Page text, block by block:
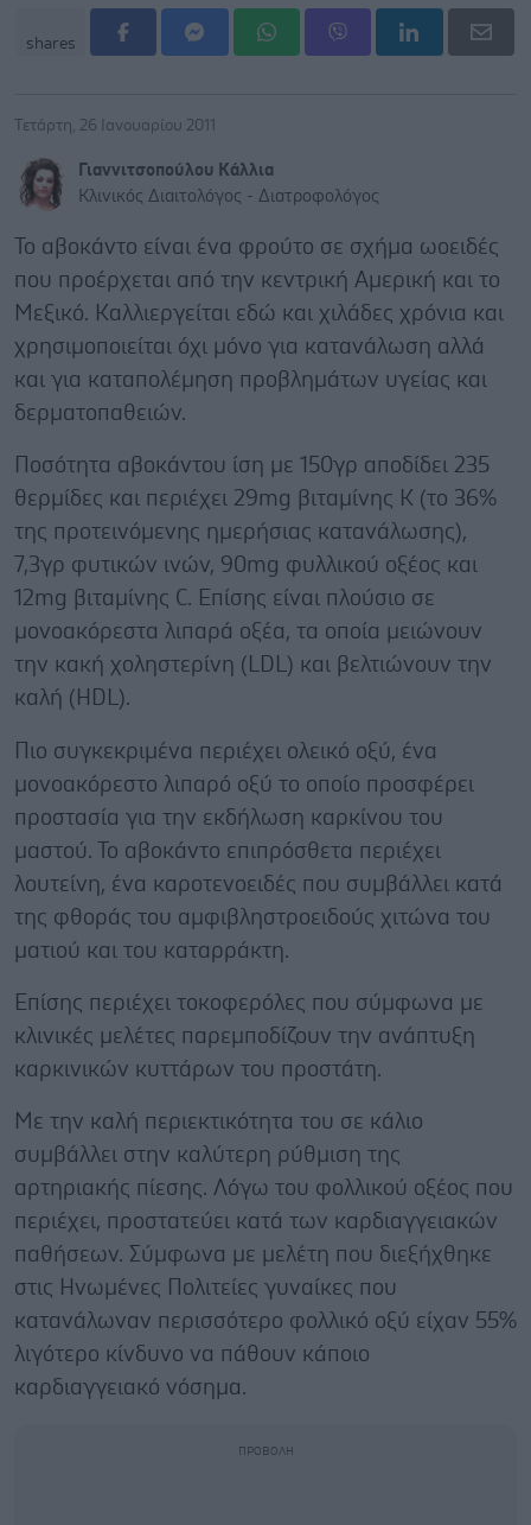
shares
Τετάρτη, 26 Ιανουαρίου 2011
Γιαννιτσοπούλου Kάλλια
Kλινικός Διαιτολόγος - Διατροφολόγος
To αβοκάντο είναι ένα φρούτο σε σχήμα ωοειδές
που προέρχεται από την κεντρική Αμερική και το
Μεξικό. Καλλιεργείται εδώ και χιλάδες χρόνια και
χρησιμοποιείται όχι μόνο για κατανάλωση αλλά
και για καταπολέμηση προβλημάτων υγείας και
δερματοπαθειών.
Ποσότητα αβοκάντου ίση με 150γρ αποδίδει 235
θερμίδες και περιέχει 29mg βιταμίνης Κ (το 36%
της προτεινόμενης ημερήσιας κατανάλωσης),
7,3γρ φυτικών ινών, 90mg φυλλικού οξέος και
12mg βιταμίνης C. Επίσης είναι πλούσιο σε
μονοακόρεστα λιπαρά οξέα, τα οποία μειώνουν
την κακή χοληστερίνη (LDL) και βελτιώνουν την
καλή (ΗDL).
Πιο συγκεκριμένα περιέχει ολεικό οξύ, ένα
μονοακόρεστο λιπαρό οξύ το οποίο προσφέρει
προστασία για την εκδήλωση καρκίνου του
μαστού. Το αβοκάντο επιπρόσθετα περιέχει
λουτείνη, ένα καροτενοειδές που συμβάλλει κατά
της φθοράς του αμφιβληστροειδούς χιτώνα του
ματιού και του καταρράκτη.
Επίσης περιέχει τοκοφερόλες που σύμφωνα με
κλινικές μελέτες παρεμποδίζουν την ανάπτυξη
καρκινικών κυττάρων του προστάτη.
Με την καλή περιεκτικότητα του σε κάλιο
συμβάλλει στην καλύτερη ρύθμιση της
αρτηριακής πίεσης. Λόγω του φολλικού οξέος που
περιέχει, προστατεύει κατά των καρδιαγγειακών
παθήσεων. Σύμφωνα με μελέτη που διεξήχθηκε
στις Ηνωμένες Πολιτείες γυναίκες που
κατανάλωναν περισσότερο φολλικό οξύ είχαν 55%
λιγότερο κίνδυνο να πάθουν κάποιο
καρδιαγγειακό νόσημα.